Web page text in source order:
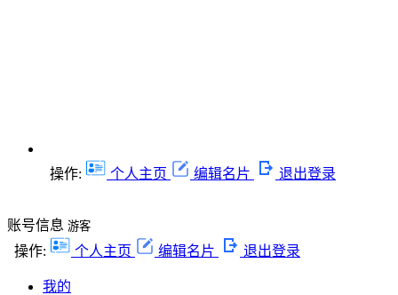
操作: 个人主页 编辑名片 退出登录
账号信息 游客
操作: 个人主页 编辑名片 退出登录
我的